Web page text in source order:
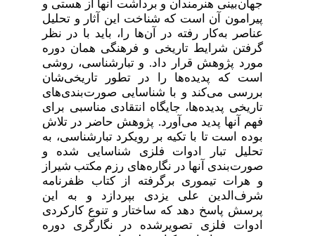
جهان‌بینی ‌هنرمندان و برداشت‌ آنها از هستی و
پیرامون ‌آن است که شناخت‌ این ‌آثار و تحلیل
‌عناصر ‌به‌کار‌ رفته در آن‌ها را، باید با در نظر‌
گرفتن ‌‌شرایط ‌تاریخی و فرهنگی ‌همان ‌دوره
مورد پژوهش قرار داد. و تبارشناسی، روشی
‌است که پدیده‌ها را در تطور ‌تاریخی‌شان
بررسی ‌می‌کند و با شناسایی ‌صورت‌بندی‌های
‌تاریخی ‌پدیده‌ها، جایگاه ‌انتقادی ‌مناسبی‌ برای
فهم ‌آنها پدید می‌آورد.‌ پژوهش‌ حاضر در ‌تلاش‌
‌بوده است‌ تا ‌با ‌تکیه ‌بر ‌رویکرد ‌‌تبارشناسی، به‌
تحلیل ‌تبار ‌ادوات‌ فلزی ‌شناسایی ‌‌شده‌ و‌
صورت‌بندی‌ آنها ‌در ‌‌‌نگاره‌های رزم مکتب شیراز
و هرات تیموری ‌برگرفته ‌از‌ کتاب‌ ‌ظفرنامه
شرف‌الدین ‌‌علی ‌یزدی‌ بپردازد و به ‌این
‌پرسش‌ پاسخ ‌دهد که ساختار و تنوع کارکردی
ادوات فلزی تصویرشده در نگارگری دوره